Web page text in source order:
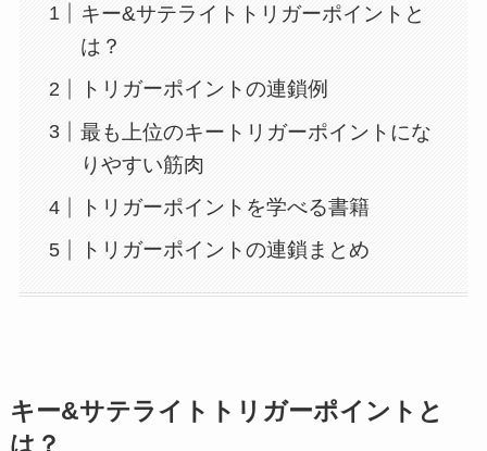
キー&サテライトトリガーポイントと
は？
トリガーポイントの連鎖例
最も上位のキートリガーポイントにな
りやすい筋肉
トリガーポイントを学べる書籍
トリガーポイントの連鎖まとめ
キー&サテライトトリガーポイントと
は？